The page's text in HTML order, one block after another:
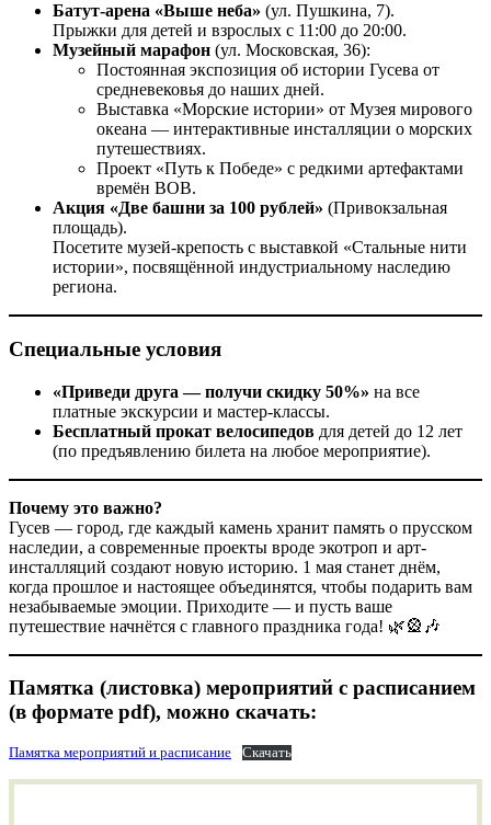
Батут-арена «Выше неба» (ул. Пушкина, 7).
Прыжки для детей и взрослых с 11:00 до 20:00.
Музейный марафон (ул. Московская, 36):
Постоянная экспозиция об истории Гусева от
средневековья до наших дней.
Выставка «Морские истории» от Музея мирового
океана — интерактивные инсталляции о морских
путешествиях.
Проект «Путь к Победе» с редкими артефактами
времён ВОВ.
Акция «Две башни за 100 рублей» (Привокзальная
площадь).
Посетите музей-крепость с выставкой «Стальные нити
истории», посвящённой индустриальному наследию
региона.
Специальные условия
«Приведи друга — получи скидку 50%» на все
платные экскурсии и мастер-классы.
Бесплатный прокат велосипедов для детей до 12 лет
(по предъявлению билета на любое мероприятие).
Почему это важно?
Гусев — город, где каждый камень хранит память о прусском
наследии, а современные проекты вроде экотроп и арт-
инсталляций создают новую историю. 1 мая станет днём,
когда прошлое и настоящее объединятся, чтобы подарить вам
незабываемые эмоции. Приходите — и пусть ваше
путешествие начнётся с главного праздника года! 🌿🎡🎶
Памятка (листовка) мероприятий с расписанием
(в формате pdf), можно скачать:
Памятка мероприятий и расписание Скачать